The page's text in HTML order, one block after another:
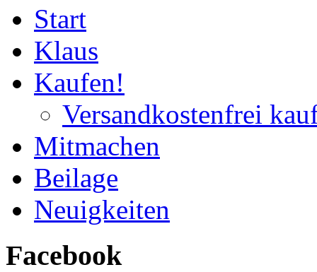
Start
Klaus
Kaufen!
Versandkostenfrei
Mitmachen
Beilage
Neuigkeiten
Facebook